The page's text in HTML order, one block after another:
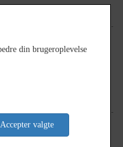
din brugeroplevelse
Accepter valgte